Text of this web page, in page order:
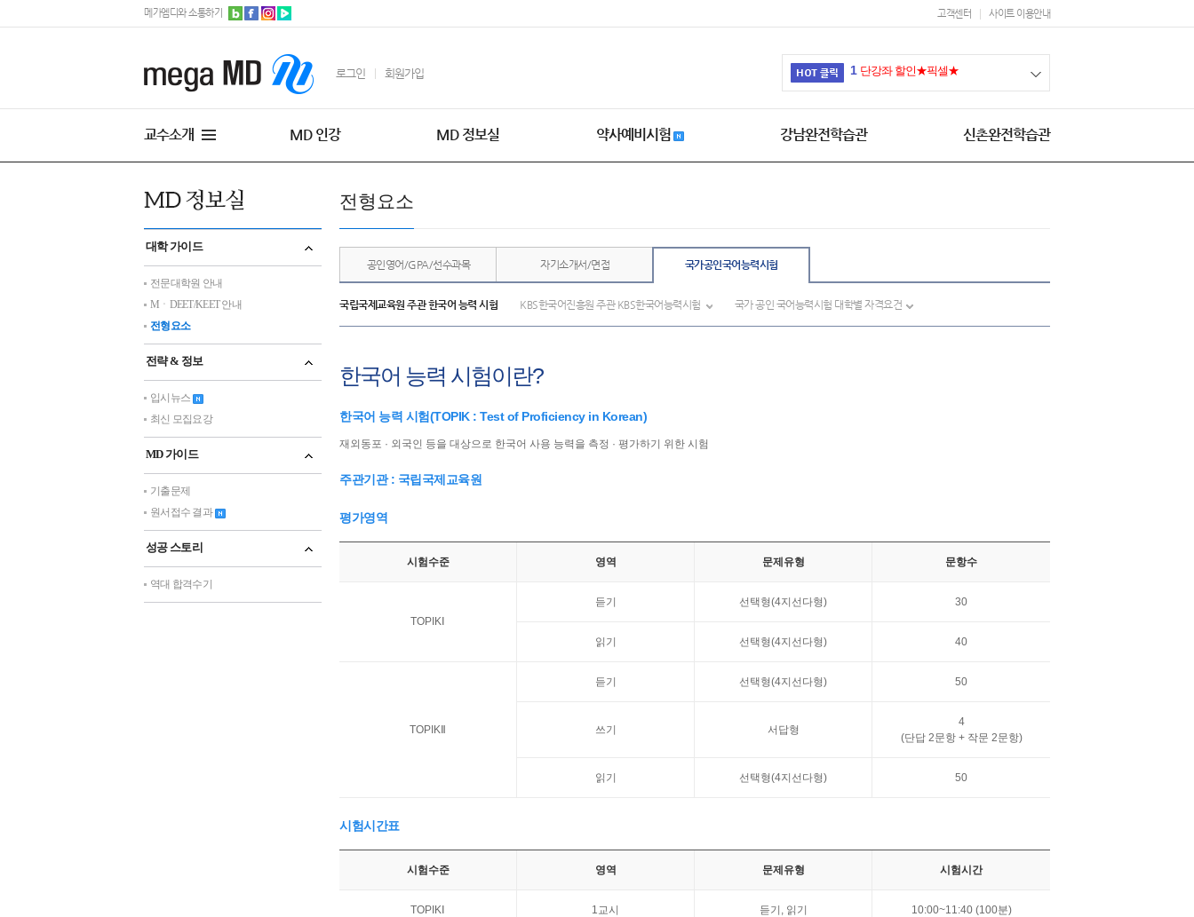
메가엠디와 소통하기 고객센터 사이트 이용안내
로그인 회원가입 1 단강좌 할인★픽셀★
교수소개 MD 인강 MD 정보실 약사예비시험 강남완전학습관 신촌완전학습관
대학 가이드
전문대학원 안내
MㆍDEET/KEET 안내
전형요소
전략 & 정보
입시뉴스
최신 모집요강
MD 가이드
기출문제
원서접수 결과
성공 스토리
역대 합격수기
전형요소
공인영어/GPA/선수과목 자기소개서/면접 국가공인국어능력시험
국립국제교육원 주관 한국어 능력 시험 KBS한국어진흥원 주관 KBS한국어능력시험 국가 공인 국어능력시험 대학별 자격요건
한국어 능력 시험이란?
한국어 능력 시험(TOPIK : Test of Proficiency in Korean)
재외동포 · 외국인 등을 대상으로 한국어 사용 능력을 측정 · 평가하기 위한 시험
주관기관 : 국립국제교육원
평가영역
시험수준 영역 문제유형 문항수
TOPIKⅠ
듣기 선택형(4지선다형) 30
읽기 선택형(4지선다형) 40
TOPIKⅡ
듣기 선택형(4지선다형) 50
쓰기 서답형
4
(단답 2문항 + 작문 2문항)
읽기 선택형(4지선다형) 50
시험시간표
시험수준 영역 문제유형 시험시간
TOPIKⅠ 1교시 듣기, 읽기 10:00~11:40 (100분)